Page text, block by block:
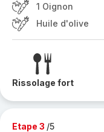
1 Oignon
Huile d'olive
Rissolage fort
Etape 3 /5